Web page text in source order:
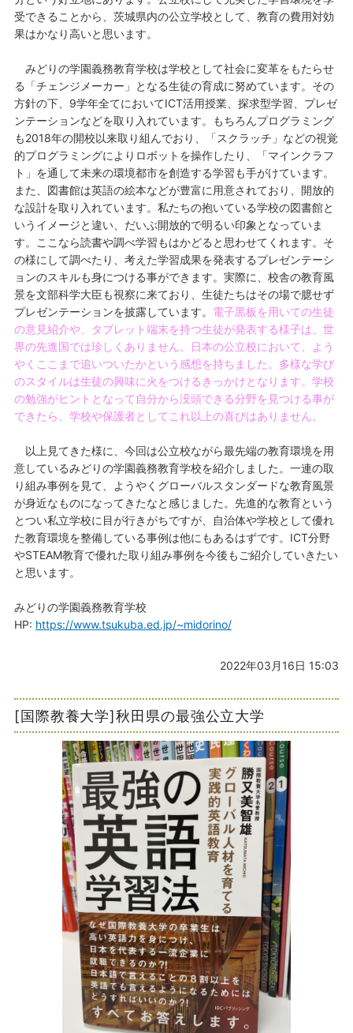
受できることから、茨城県内の公立学校として、教育の費用対効
果はかなり高いと思います。
みどりの学園義務教育学校は学校として社会に変革をもたらせ
る「チェンジメーカー」となる生徒の育成に努めています。その
方針の下、9学年全てにおいてICT活用授業、探求型学習、プレゼ
ンテーションなどを取り入れています。もちろんプログラミング
も2018年の開校以来取り組んでおり、「スクラッチ」などの視覚
的プログラミングによりロボットを操作したり、「マインクラフ
ト」を通して未来の環境都市を創造する学習も手がけています。
また、図書館は英語の絵本などが豊富に用意されており、開放的
な設計を取り入れています。私たちの抱いている学校の図書館と
いうイメージと違い、だいぶ開放的で明るい印象となっていま
す。ここなら読書や調べ学習もはかどると思わせてくれます。そ
の様にして調べたり、考えた学習成果を発表するプレゼンテーシ
ョンのスキルも身につける事ができます。実際に、校舎の教育風
景を文部科学大臣も視察に来ており、生徒たちはその場で臆せず
プレゼンテーションを披露しています。 電子黒板を用いての生徒
の意見紹介や、タブレット端末を持つ生徒が発表する様子は、世
界の先進国では珍しくありません。日本の公立校において、よう
やくここまで追いついたかという感想を持ちました。多様な学び
のスタイルは生徒の興味に火をつけるきっかけとなります。学校
の勉強がヒントとなって自分から没頭できる分野を見つける事が
できたら、学校や保護者としてこれ以上の喜びはありません。
以上見てきた様に、今回は公立校ながら最先端の教育環境を用
意しているみどりの学園義務教育学校を紹介しました。一連の取
り組み事例を見て、ようやくグローバルスタンダードな教育風景
が身近なものになってきたなと感じました。先進的な教育という
とつい私立学校に目が行きがちですが、自治体や学校として優れ
た教育環境を整備している事例は他にもあるはずです。ICT分野
やSTEAM教育で優れた取り組み事例を今後もご紹介していきたい
と思います。
みどりの学園義務教育学校
HP: https://www.tsukuba.ed.jp/~midorino/
2022年03月16日 15:03
[国際教養大学]秋田県の最強公立大学